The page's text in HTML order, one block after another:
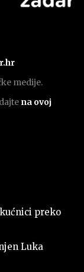
medije.
na ovoj
preko
Luka